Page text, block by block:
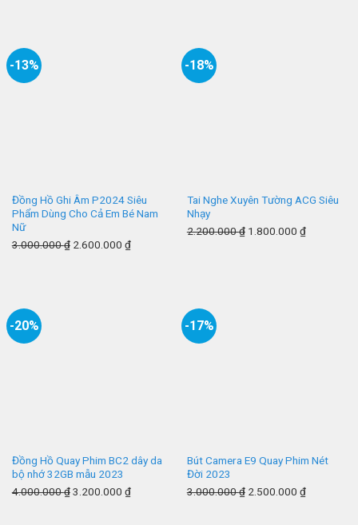
-13%
Đồng Hồ Ghi Âm P2024 Siêu
Phẩm Dùng Cho Cả Em Bé Nam
Nữ
3.000.000₫ 2.600.000 ₫
-18%
Tai Nghe Xuyên Tường ACG Siêu
Nhạy
2.200.000₫ 1.800.000 ₫
-20%
Đồng Hồ Quay Phim BC2 dây da
bộ nhớ 32GB mẫu 2023
4.000.000₫ 3.200.000 ₫
-17%
Bút Camera E9 Quay Phim Nét
Đời 2023
3.000.000₫ 2.500.000 ₫